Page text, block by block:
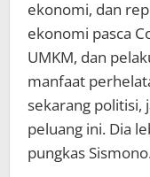
ekonomi, dan
ekonomi pasca
UMKM, dan
manfaat
sekarang politisi,
peluang ini. Dia
pungkas